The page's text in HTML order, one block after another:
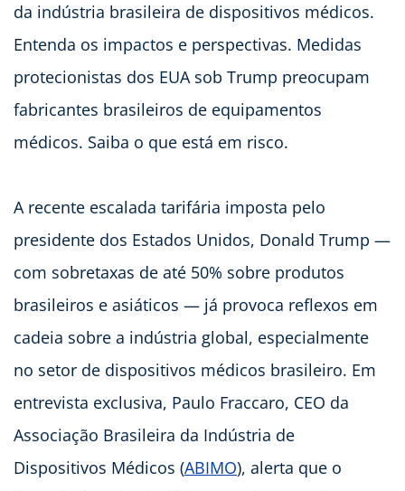
da indústria brasileira de dispositivos médicos.
Entenda os impactos e perspectivas. Medidas
protecionistas dos EUA sob Trump preocupam
fabricantes brasileiros de equipamentos
médicos. Saiba o que está em risco.
A recente escalada tarifária imposta pelo
presidente dos Estados Unidos, Donald Trump —
com sobretaxas de até 50% sobre produtos
brasileiros e asiáticos — já provoca reflexos em
cadeia sobre a indústria global, especialmente
no setor de dispositivos médicos brasileiro. Em
entrevista exclusiva, Paulo Fraccaro, CEO da
Associação Brasileira da Indústria de
Dispositivos Médicos (ABIMO), alerta que o